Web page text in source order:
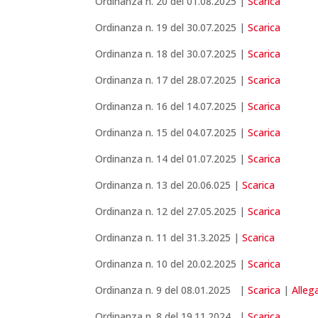
Ordinanza n. 19 del 30.07.2025 |Scarica
Ordinanza n. 18 del 30.07.2025 |Scarica
Ordinanza n. 17 del 28.07.2025 |Scarica
Ordinanza n. 16 del 14.07.2025 |Scarica
Ordinanza n. 15 del 04.07.2025 |Scarica
Ordinanza n. 14 del 01.07.2025 |Scarica
Ordinanza n. 13 del 20.06.025 |Scarica
Ordinanza n. 12 del 27.05.2025 |Scarica
Ordinanza n. 11 del 31.3.2025 |Scarica
Ordinanza n. 10 del 20.02.2025 |Scarica
Ordinanza n. 9 del 08.01.2025 |Scarica |